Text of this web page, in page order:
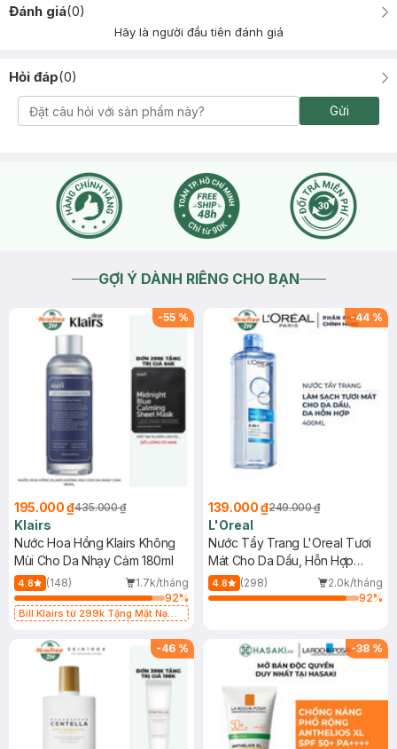
Đánh giá(0)
Hãy là người đầu tiên đánh giá
Hỏi đáp(0)
Gửi
GỢI Ý DÀNH RIÊNG CHO BẠN
-55 %
195.000 ₫435.000 ₫
Klairs
Nước Hoa Hồng Klairs Không
Mùi Cho Da Nhạy Cảm 180ml
4.8 (148)
1.7k/tháng
92%
Bill Klairs từ 299k Tặng Mặt Nạ
25ml (SL Có Hạn)
-44 %
139.000 ₫249.000 ₫
L'Oreal
Nước Tẩy Trang L'Oreal Tươi
Mát Cho Da Dầu, Hỗn Hợp
400ml
4.8 (298)
2.0k/tháng
92%
-46 % -38 %